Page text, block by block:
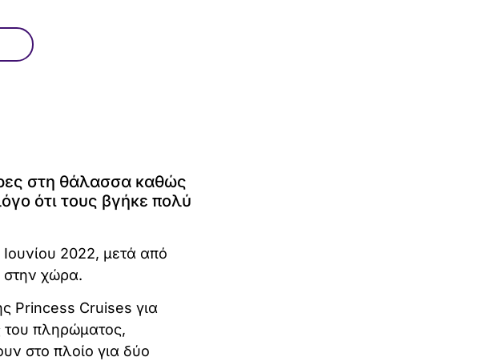
στη θάλασσα καθώς
ότι τους βγήκε πολύ
2022, μετά από
στην χώρα.
Princess Cruises για
του πληρώματος,
στο πλοίο για δύο